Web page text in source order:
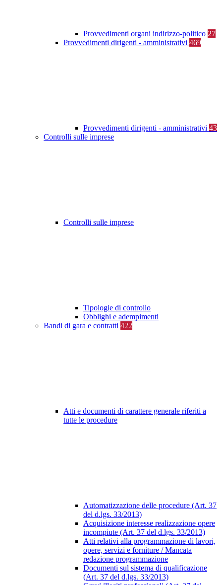
Provvedimenti organi indirizzo-politico 27
Provvedimenti dirigenti - amministrativi 469
Provvedimenti dirigenti - amministrativi 43
Controlli sulle imprese
Controlli sulle imprese
Tipologie di controllo
Obblighi e adempimenti
Bandi di gara e contratti 422
Atti e documenti di carattere generale riferiti a
tutte le procedure
Automatizzazione delle procedure (Art. 37
del d.lgs. 33/2013)
Acquisizione interesse realizzazione opere
incompiute (Art. 37 del d.lgs. 33/2013)
Atti relativi alla programmazione di lavori,
opere, servizi e forniture / Mancata
redazione programmazione
Documenti sul sistema di qualificazione
(Art. 37 del d.lgs. 33/2013)